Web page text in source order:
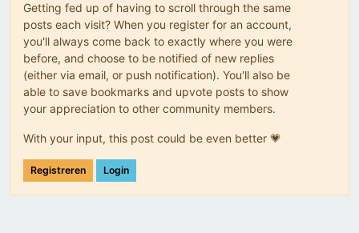
Getting fed up of having to scroll through the same
posts each visit? When you register for an account,
you'll always come back to exactly where you were
before, and choose to be notified of new replies
(either via email, or push notification). You'll also be
able to save bookmarks and upvote posts to show
your appreciation to other community members.
With your input, this post could be even better 💗
Registreren Login